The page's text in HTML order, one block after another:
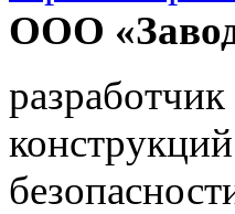
ООО